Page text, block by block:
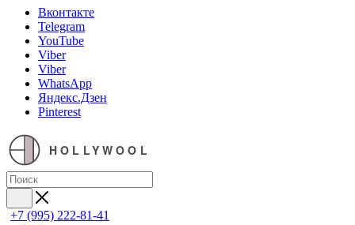
Вконтакте
Telegram
YouTube
Viber
Viber
WhatsApp
Яндекс.Дзен
Pinterest
HOLLYWOOL
+7 (995) 222-81-41